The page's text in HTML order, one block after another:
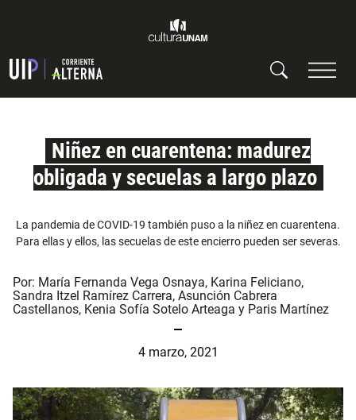
Niñez en cuarentena: madurez
obligada y secuelas a largo plazo
La pandemia de COVID-19 también puso a la niñez en cuarentena.
Para ellas y ellos, las secuelas de este encierro pueden ser severas.
Por: María Fernanda Vega Osnaya, Karina Feliciano,
Sandra Itzel Ramírez Carrera, Asunción Cabrera
Castellanos, Kenia Sofía Sotelo Arteaga y Paris Martínez
4 marzo, 2021